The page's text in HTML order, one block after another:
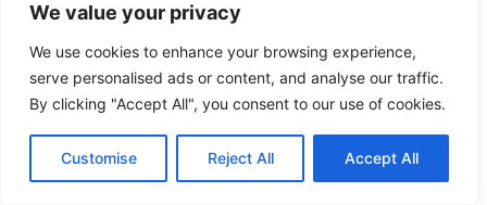
We value your privacy
We use cookies to enhance your browsing experience,
serve personalised ads or content, and analyse our traffic.
By clicking "Accept All", you consent to our use of cookies.
Customise Reject All Accept All